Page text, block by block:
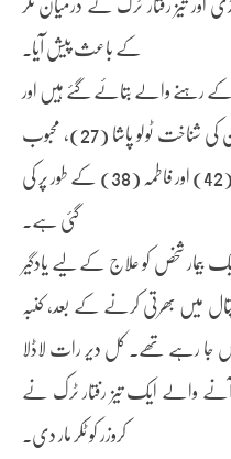
کے باعث پیش آیا۔
کے رہنے والے بتائے گئے ہیں اور
ان کا تعلق ایک ہی خاندان سے تھا۔ ان کی شناخت ٹولو پاشا (27)، محبوب
(45)، حسینی بودن شاہ (48)، رسول بی (42) اور فاطمہ (38) کے طور پر کی
گئی ہے۔
شخص کو علاج کے لیے یادگیر
میں بھرتی کرنے کے بعد، کنبہ
جا رہے تھے۔ کل دیر رات لاڈلا
والے ایک تیز رفتار ٹرک نے
کروزر کو ٹکر مار دی۔